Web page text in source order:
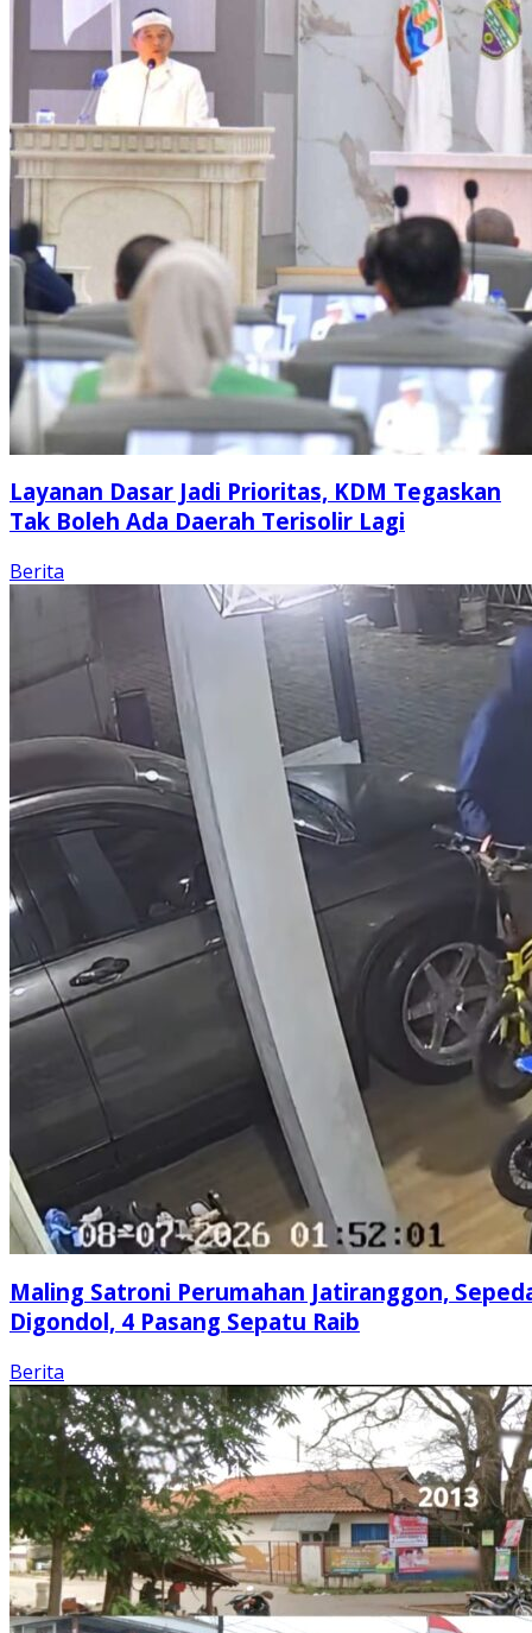
Layanan Dasar Jadi Prioritas, KDM Tegaskan
Tak Boleh Ada Daerah Terisolir Lagi
Berita
Maling Satroni Perumahan Jatiranggon,
Digondol, 4 Pasang Sepatu Raib
Berita